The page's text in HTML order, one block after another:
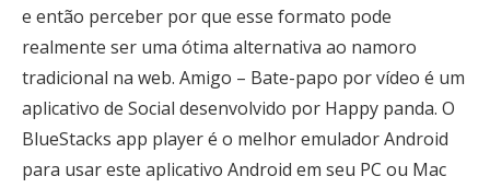
e então perceber por que esse formato pode
realmente ser uma ótima alternativa ao namoro
tradicional na web. Amigo – Bate-papo por vídeo é um
aplicativo de Social desenvolvido por Happy panda. O
BlueStacks app player é o melhor emulador Android
para usar este aplicativo Android em seu PC ou Mac